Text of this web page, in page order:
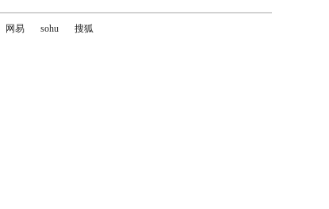
网易 sohu 搜狐